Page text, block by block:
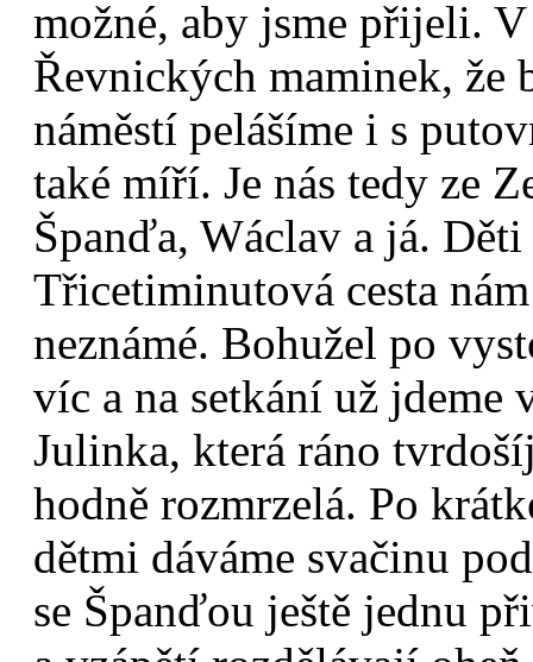
možné, aby jsme přijeli.
Řevnických maminek, že
náměstí pelášíme i s
také míří. Je nás tedy ze
Španďa, Wáclav a já.
Třicetiminutová cesta
neznámé. Bohužel po
víc a na setkání už jdeme
Julinka, která ráno
hodně rozmrzelá. Po
dětmi dáváme svačinu
se Španďou ještě jednu